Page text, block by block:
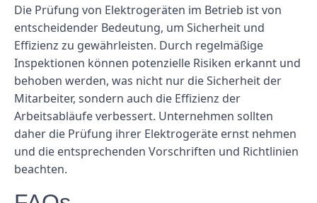
Die Prüfung von Elektrogeräten im Betrieb ist von
entscheidender Bedeutung, um Sicherheit und
Effizienz zu gewährleisten. Durch regelmäßige
Inspektionen können potenzielle Risiken erkannt und
behoben werden, was nicht nur die Sicherheit der
Mitarbeiter, sondern auch die Effizienz der
Arbeitsabläufe verbessert. Unternehmen sollten
daher die Prüfung ihrer Elektrogeräte ernst nehmen
und die entsprechenden Vorschriften und Richtlinien
beachten.